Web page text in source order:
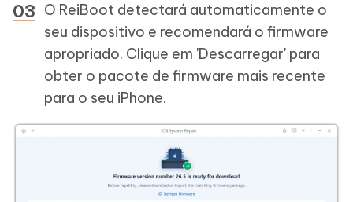
O ReiBoot detectará automaticamente o
seu dispositivo e recomendará o firmware
apropriado. Clique em 'Descarregar' para
obter o pacote de firmware mais recente
para o seu iPhone.